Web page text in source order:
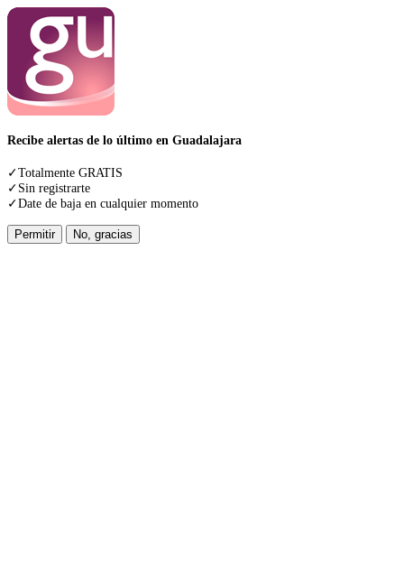
Recibe alertas de lo último en Guadalajara
✓Totalmente GRATIS
✓Sin registrarte
✓Date de baja en cualquier momento
Permitir No, gracias